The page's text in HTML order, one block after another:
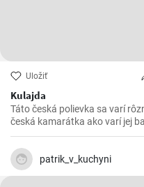
Uložiť
Kulajda
Táto česká polievka sa varí
česká kamarátka ako varí jej
chutila nám s manželom.
patrik_v_kuchyni